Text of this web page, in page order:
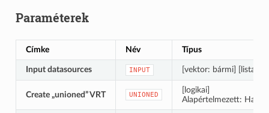
Paraméterek
Címke Név Típus
Input datasources INPUT [vektor: bármi] [lista]
Create „unioned” VRT UNIONED
[logikai]
Alapértelmezett: Hamis